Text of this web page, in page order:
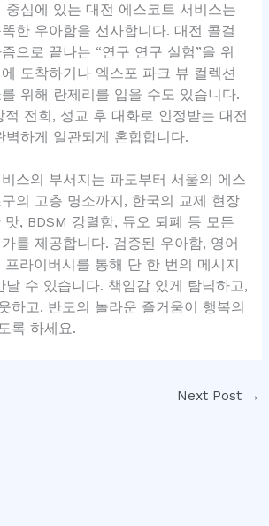
중심에 있는 대전 에스코트 서비스는
한 우아함을 선사합니다. 대전 콜걸
으로 끝나는 “연구 연구 실험”을 위
도착하거나 엑스포 파크 뷰 컬렉션
위해 란제리를 입을 수도 있습니다.
적 전희, 성교 후 대화로 인정받는 대전
벽하게 일관되게 혼합합니다.
스의 부서지는 파도부터 서울의 에스
의 고층 명소까지, 한국의 교제 현장
맛, BDSM 강렬함, 듀오 퇴폐 등 모든
를 제공합니다. 검증된 우아함, 영어
라이버시를 통해 단 한 번의 메시지
날 수 있습니다. 책임감 있게 탐닉하고,
하고, 반도의 놀라운 즐거움이 행복의
록 하세요.
Next Post →